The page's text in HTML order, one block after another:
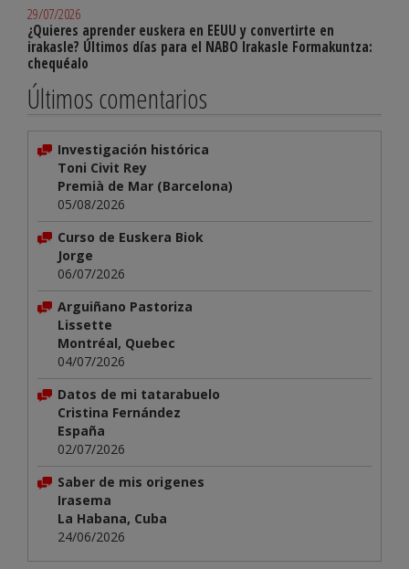
29/07/2026
¿Quieres aprender euskera en EEUU y convertirte en
irakasle? Últimos días para el NABO Irakasle Formakuntza:
chequéalo
Últimos comentarios
Investigación histórica
Toni Civit Rey
Premià de Mar (Barcelona)
05/08/2026
Curso de Euskera Biok
Jorge
06/07/2026
Arguiñano Pastoriza
Lissette
Montréal, Quebec
04/07/2026
Datos de mi tatarabuelo
Cristina Fernández
España
02/07/2026
Saber de mis origenes
Irasema
La Habana, Cuba
24/06/2026